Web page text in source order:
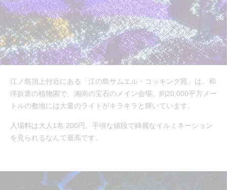
江ノ島頂上付近にある「江の島サムエル・コッキング苑」は、和
洋折衷の植物園で、湘南の宝石のメイン会場。約20,000平方メー
トルの敷地には大量のライトがキラキラと輝いています。
入場料は大人1名 200円。手頃な値段で綺麗なイルミネーション
を見られるなんて最高です。